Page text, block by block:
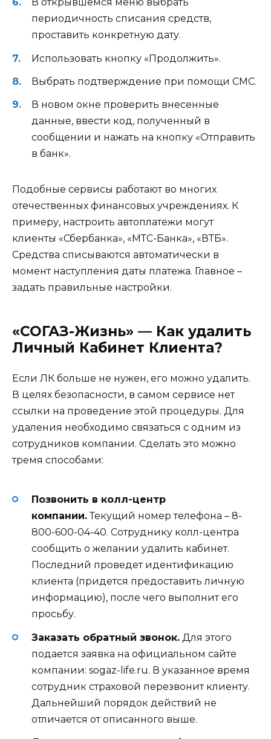
В открывшемся меню выбрать
периодичность списания средств,
проставить конкретную дату.
Использовать кнопку «Продолжить».
Выбрать подтверждение при помощи СМС.
В новом окне проверить внесенные
данные, ввести код, полученный в
сообщении и нажать на кнопку «Отправить
в банк».
Подобные сервисы работают во многих
отечественных финансовых учреждениях. К
примеру, настроить автоплатежи могут
клиенты «Сбербанка», «МТС-Банка», «ВТБ».
Средства списываются автоматически в
момент наступления даты платежа. Главное –
задать правильные настройки.
«СОГАЗ-Жизнь» — Как удалить
Личный Кабинет Клиента?
Если ЛК больше не нужен, его можно удалить.
В целях безопасности, в самом сервисе нет
ссылки на проведение этой процедуры. Для
удаления необходимо связаться с одним из
сотрудников компании. Сделать это можно
тремя способами:
Позвонить в колл-центр
компании.Текущий номер телефона – 8-
800-600-04-40. Сотруднику колл-центра
сообщить о желании удалить кабинет.
Последний проведет идентификацию
клиента (придется предоставить личную
информацию), после чего выполнит его
просьбу.
Заказать обратный звонок. Для этого
подается заявка на официальном сайте
компании: sogaz-life.ru. В указанное время
сотрудник страховой перезвонит клиенту.
Дальнейший порядок действий не
отличается от описанного выше.